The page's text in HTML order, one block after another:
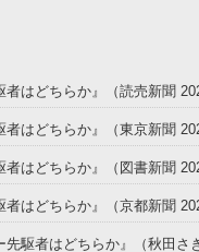
者はどちらか』（読売新聞
者はどちらか』（東京新聞
者はどちらか』（図書新聞
者はどちらか』（京都新聞
先駆者はどちらか』（秋田さ